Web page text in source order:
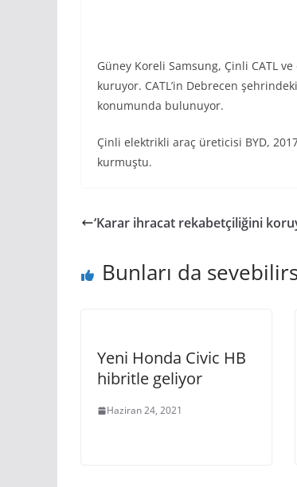
Güney Koreli Samsung, Çinli CATL
kuruyor. CATL’in Debrecen
konumunda bulunuyor.
Çinli elektrikli araç üreticisi BYD,
kurmuştu.
‘Karar ihracat rekabetçiliğini
Bunları da
Yeni Honda Civic HB
hibritle geliyor
Haziran 24, 2021